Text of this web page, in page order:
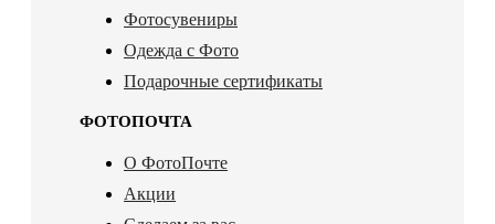
Фотосувениры
Одежда с Фото
Подарочные сертификаты
ФОТОПОЧТА
О ФотоПочте
Акции